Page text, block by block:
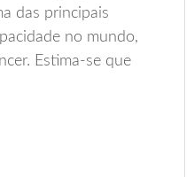
das principais
no mundo,
Estima-se que